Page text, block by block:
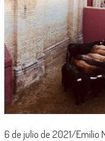
6 de julio de 2021/Emilio